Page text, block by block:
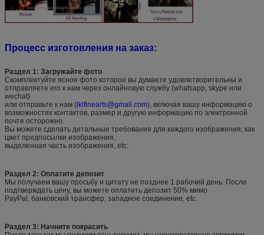
Процесс изготовления на заказ:
Раздел 1: Загружайте фото
Скомплектуйте ясное фото которое вы думаете удовлетворительны и
отправляете его к нам через онлайновую службу (whatsapp, skype или
wechat)
или отправьте к нам ( lklfinearts@gmail.com), включая вашу информацию о
возможностях контактов, размер и другую информацию по электронной
почте осторожно.
Вы можете сделать детальные требования для каждого изображения, как
цвет предпосылки изображения,
выделенная часть изображения, etc.
Раздел 2: Оплатите депозит
Мы получаем вашу просьбу и цитату не позднее 1 рабочий день. После
подтверждать цену, вы можете оплатить депозит 50% мимо
PayPal, банковский трансфер, западное соединение, etc.
Раздел 3: Начните покрасить